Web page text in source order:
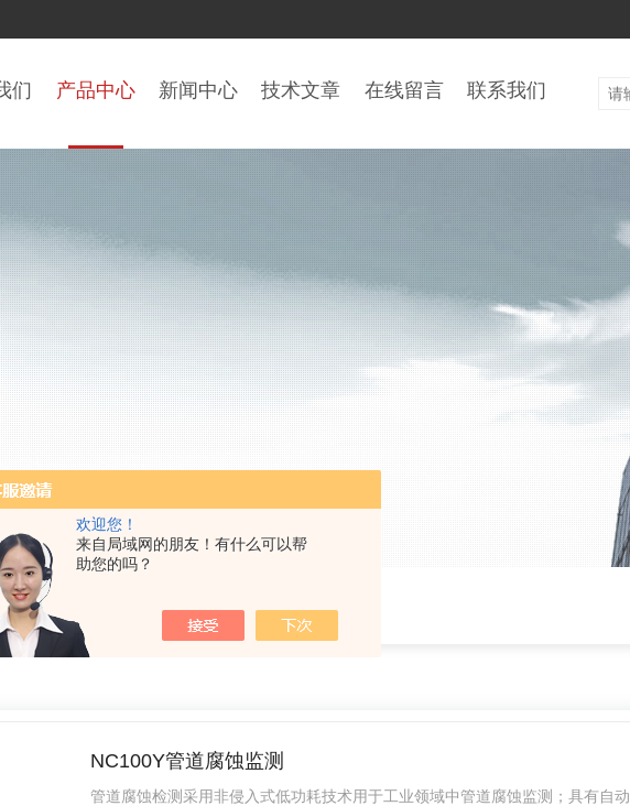
欢迎您！
来自局域网的朋友！有什么可以帮
助您的吗？
们 产品中心 新闻中心 技术文章 在线留言 联系我们
NC100Y管道腐蚀监测
管道腐蚀检测采用非侵入式低功耗技术用于工业领域中管道腐蚀监测；具有自动